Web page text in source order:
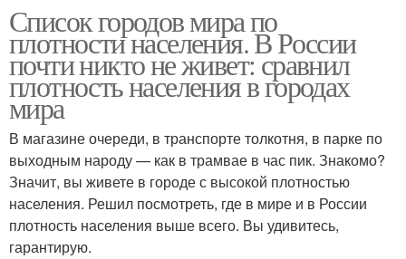
Список городов мира по
плотности населения. В России
почти никто не живет: сравнил
плотность населения в городах
мира
В магазине очереди, в транспорте толкотня, в парке по
выходным народу — как в трамвае в час пик. Знакомо?
Значит, вы живете в городе с высокой плотностью
населения. Решил посмотреть, где в мире и в России
плотность населения выше всего. Вы удивитесь,
гарантирую.